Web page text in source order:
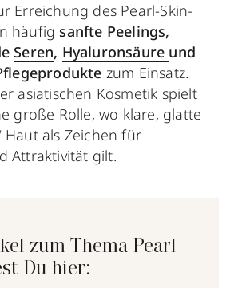
Erreichung des Pearl-Skin-
häufig sanfte Peelings,
Seren, Hyaluronsäure und
zum Einsatz.
asiatischen Kosmetik spielt
große Rolle, wo klare, glatte
Haut als Zeichen für
Attraktivität gilt.
zum Thema Pearl
Du hier: